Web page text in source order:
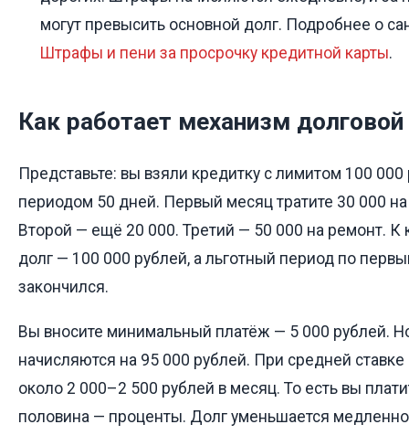
могут превысить основной долг. Подробнее о
Штрафы и пени за просрочку кредитной карты.
Как работает механизм
Представьте: вы взяли кредитку с лимитом 100
периодом 50 дней. Первый месяц тратите 30 000
Второй — ещё 20 000. Третий — 50 000 на ремонт. К
долг — 100 000 рублей, а льготный период по
закончился.
Вы вносите минимальный платёж — 5 000 рублей.
начисляются на 95 000 рублей. При средней
около 2 000–2 500 рублей в месяц. То есть вы
половина — проценты. Долг уменьшается